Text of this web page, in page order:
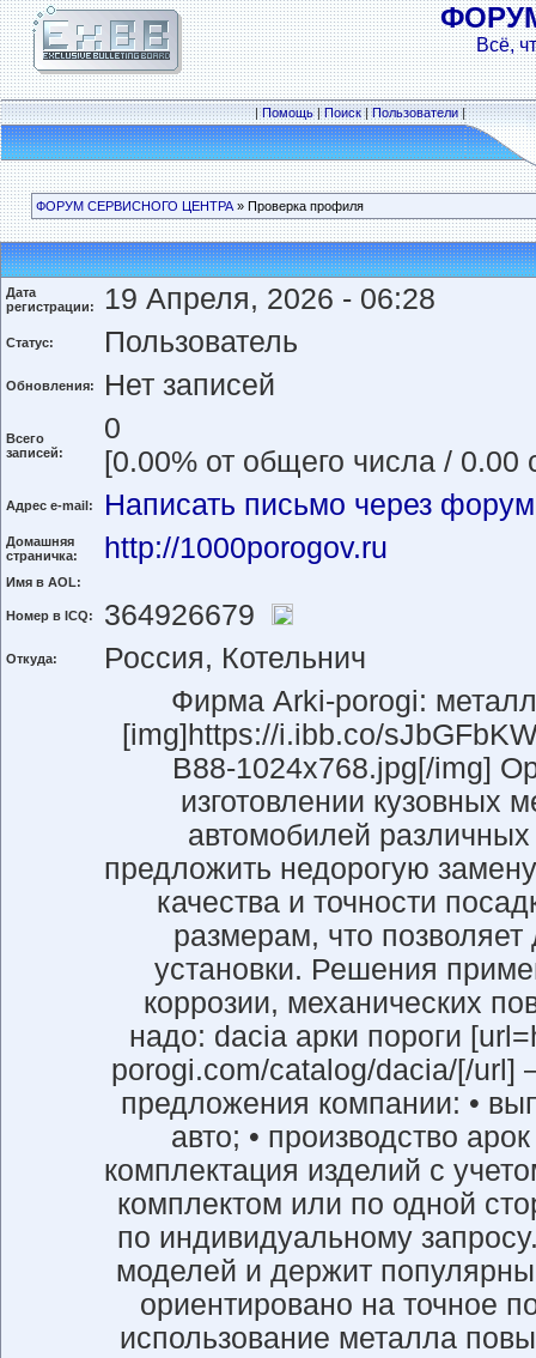
Всё,
|Помощь|Поиск|Пользователи|
ФОРУМ СЕРВИСНОГО ЦЕНТРА » Проверка профиля
Дата
регистрации:
19 Апреля, 2026 - 06:28
Статус: Пользователь
Обновления: Нет записей
Всего
записей:
0
[0.00% от общего числа /
Адрес e-mail: Написать письмо через форум
Домашняя
страничка:
http://1000porogov.ru
Имя в AOL:
Номер в ICQ: 364926679
Откуда: Россия, Котельнич
Фирма Arki-porogi:
[img]https://i.ibb.co/
B88-1024x768.jpg[/img]
изготовлении кузовных
автомобилей
предложить недорогую
качества и точности
размерам, что
установки. Решения
коррозии, механических
надо: dacia арки пороги
porogi.com/catalog/dacia/[/
предложения компании: •
авто; • производство
комплектация изделий с
комплектом или по одной
по индивидуальному
моделей и держит
ориентировано на точное
использование металла